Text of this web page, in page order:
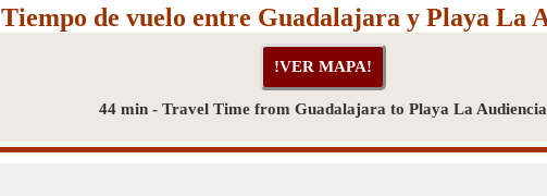
Tiempo de vuelo entre Guadalajara y Playa La
44 min - Travel Time from Guadalajara to Playa La Audiencia